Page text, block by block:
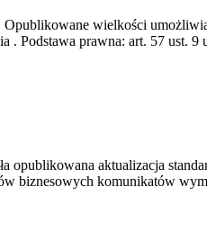
Opublikowane wielkości
. Podstawa prawna: art. 57 ust. 9
opublikowana aktualizacja
biznesowych komunikatów